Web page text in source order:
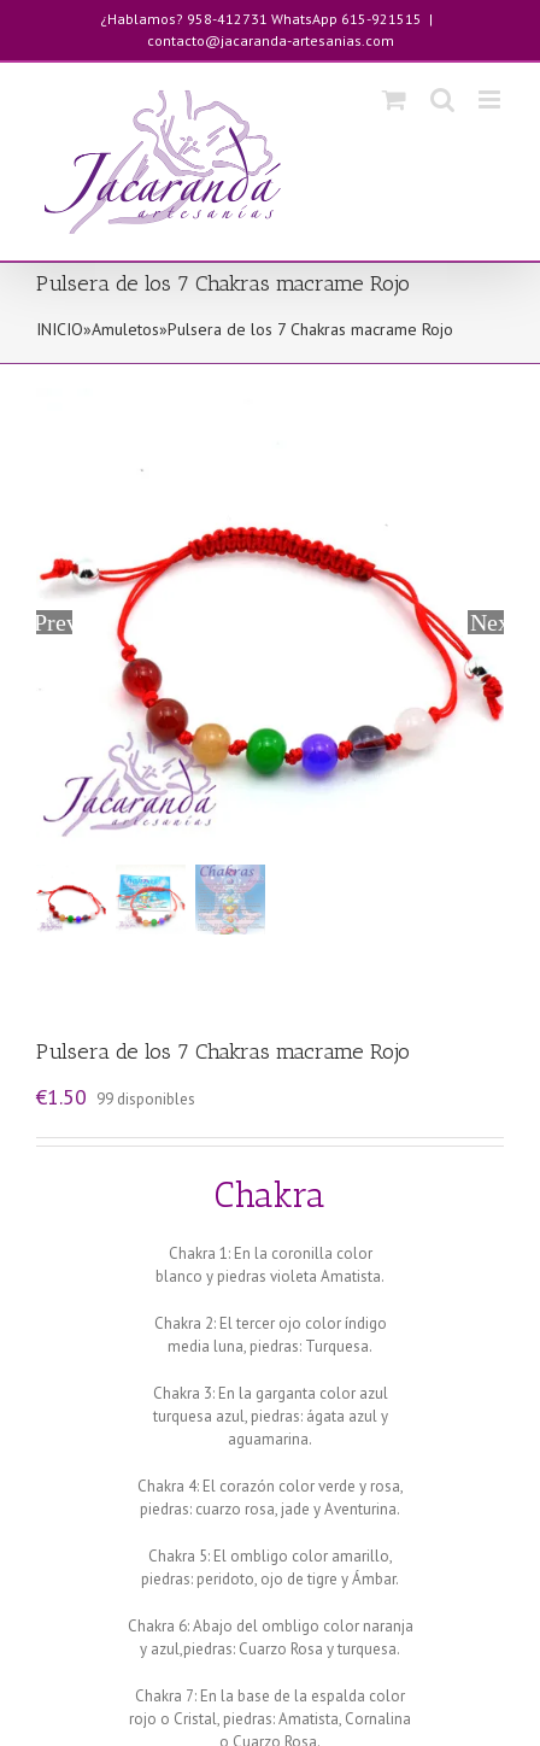
contenido
¿Hablamos? 958-412731 WhatsApp 615-921515 |
contacto@jacaranda-artesanias.com
Pulsera de los 7 Chakras macrame Rojo
INICIO»Amuletos»Pulsera de los 7 Chakras macrame Rojo
Previous Next
Pulsera de los 7 Chakras macrame Rojo
€1.50 99 disponibles
Chakra
Chakra 1: En la coronilla color
blanco y piedras violeta Amatista.
Chakra 2: El tercer ojo color índigo
media luna, piedras: Turquesa.
Chakra 3: En la garganta color azul
turquesa azul, piedras: ágata azul y
aguamarina.
Chakra 4: El corazón color verde y rosa,
piedras: cuarzo rosa, jade y Aventurina.
Chakra 5: El ombligo color amarillo,
piedras: peridoto, ojo de tigre y Ámbar.
Chakra 6: Abajo del ombligo color naranja
y azul,piedras: Cuarzo Rosa y turquesa.
Chakra 7: En la base de la espalda color
rojo o Cristal, piedras: Amatista, Cornalina